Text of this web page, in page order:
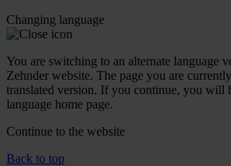
Changing language
You are switching to an alternate language
Zehnder website. The page you are
translated version. If you continue, you will
language home page.
Continue to the website
Back to top